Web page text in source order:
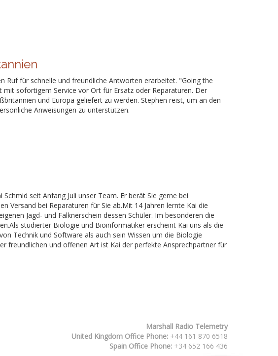
Ruf für schnelle und freundliche Antworten erarbeitet. "Going the
sofortigem Service vor Ort für Ersatz oder Reparaturen. Der
und Europa geliefert zu werden. Stephen reist, um an den
Anweisungen zu unterstützen.
seit Anfang Juli unser Team. Er berät Sie gerne bei
Versand bei Reparaturen für Sie ab.Mit 14 Jahren lernte Kai die
Jagd- und Falknerschein dessen Schüler. Im besonderen die
studierter Biologie und Bioinformatiker erscheint Kai uns als die
Technik und Software als auch sein Wissen um die Biologie
freundlichen und offenen Art ist Kai der perfekte Ansprechpartner für
Marshall Radio Telemetry
United Kingdom Office Phone: +44 161 870 6518
Spain Office Phone: +34 652 166 436